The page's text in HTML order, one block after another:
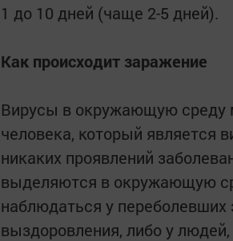
1 до 10 дней (чаще 2-5 дней).
Как происходит заражение
Вирусы в окружающую среду
человека, который является
никаких проявлений
выделяются в окружающую
наблюдаться у переболевших
выздоровления, либо у